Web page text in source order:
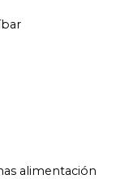
alimentación